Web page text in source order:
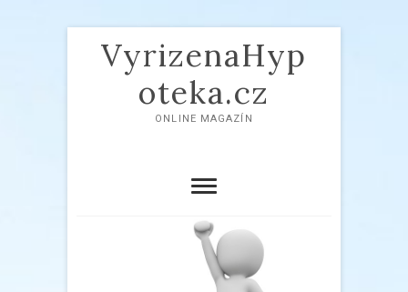
VyrizenaHyp
oteka.cz
ONLINE MAGAZÍN